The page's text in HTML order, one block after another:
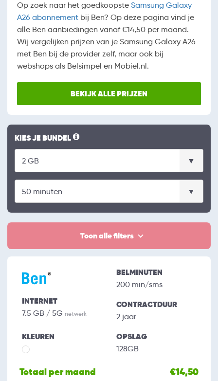
Op zoek naar het goedkoopste Samsung Galaxy
A26 abonnement bij Ben? Op deze pagina vind je
alle Ben aanbiedingen vanaf €14,50 per maand.
Wij vergelijken prijzen van je Samsung Galaxy A26
met Ben bij de provider zelf, maar ook bij
webshops als Belsimpel en Mobiel.nl.
BEKIJK ALLE PRIJZEN
KIES JE BUNDEL
Toon alle filters
INTERNET
7.5 GB / 5G netwerk
BELMINUTEN
200 min/sms
CONTRACTDUUR
2 jaar
KLEUREN OPSLAG
128GB
Totaal per maand €14,50